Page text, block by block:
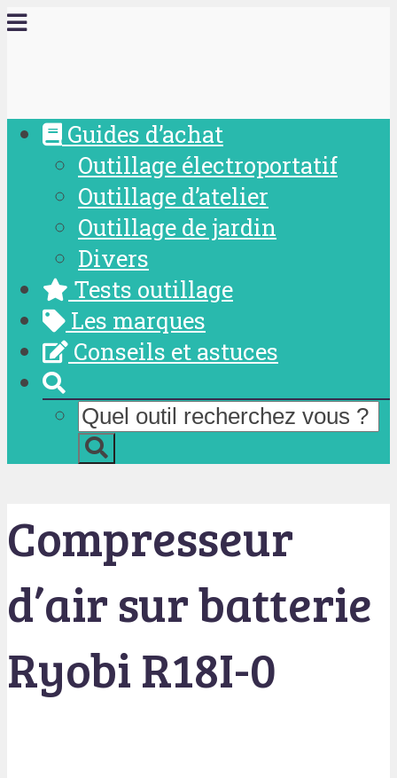
Guides d’achat
Outillage électroportatif
Outillage d’atelier
Outillage de jardin
Divers
Tests outillage
Les marques
Conseils et astuces
Compresseur
d’air sur batterie
Ryobi R18I-0